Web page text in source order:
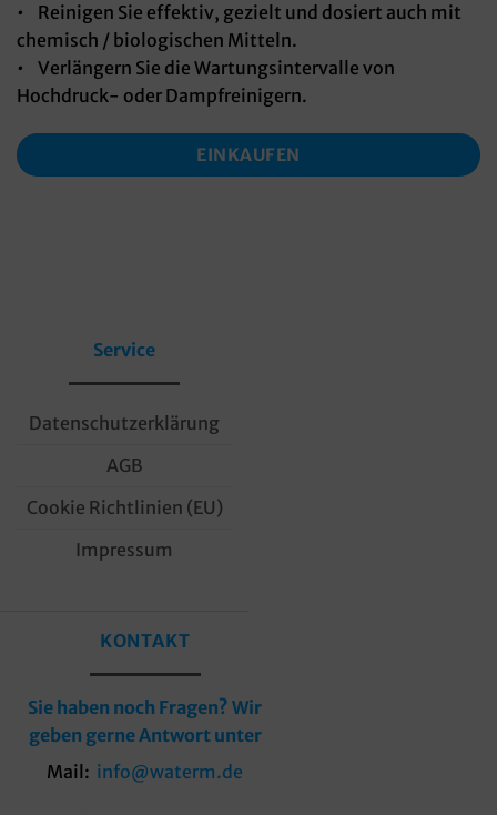
• Reinigen Sie effektiv, gezielt und dosiert auch mit
chemisch / biologischen Mitteln.
• Verlängern Sie die Wartungsintervalle von
Hochdruck- oder Dampfreinigern.
EINKAUFEN
Service
Datenschutzerklärung
AGB
Cookie Richtlinien (EU)
Impressum
KONTAKT
Sie haben noch Fragen? Wir
geben gerne Antwort unter
Mail: info@waterm.de